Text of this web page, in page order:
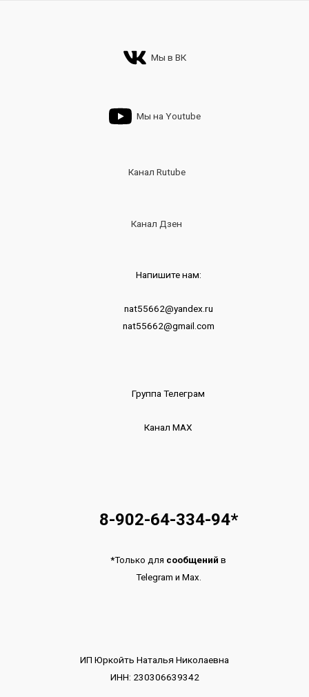
Мы в ВК
Мы на Youtube
Канал Rutube
Канал Дзен
Напишите нам:
nat55662@yandex.ru
nat55662@gmail.com
Группа Телеграм
Канал МАХ
8-902-64-334-94*
*Только для сообщений в
Telegram и Max.
ИП Юркойть Наталья Николаевна
ИНН: 230306639342